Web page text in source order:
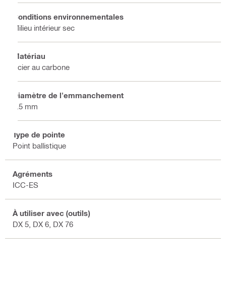
Conditions environnementales
Milieu intérieur sec
Matériau
Acier au carbone
Diamètre de l'emmanchement
4.5 mm
Type de pointe
Point ballistique
Agréments
ICC-ES
À utiliser avec (outils)
DX 5, DX 6, DX 76